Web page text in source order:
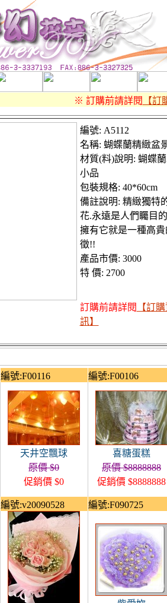
※ 訂購前請詳閱【訂購
編號: A5112
名稱: 蝴蝶蘭精緻盆
材質(料)說明: 蝴蝶
小品
包裝規格: 40*60cm
備註說明: 精緻獨特
花.永遠是人們矚目
擁有它就是一種高貴
徵!!
產品市價: 3000
特 價: 2700
訂購前請詳閱 【訂
訊】
編號:F00116 編號:F00106
天井空飄球
原價 $0
促銷價 $0
喜糖蛋糕
原價 $8888888
促銷價 $8888888
編號:v20090528 編號:F090725